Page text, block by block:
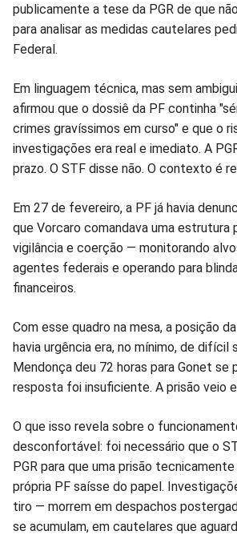
publicamente a tese da PGR de que
para analisar as medidas cautelares
Federal.
Em linguagem técnica, mas sem
afirmou que o dossiê da PF continha
crimes gravíssimos em curso" e que o
investigações era real e imediato. A
prazo. O STF disse não. O contexto é
Em 27 de fevereiro, a PF já havia
que Vorcaro comandava uma estrutura
vigilância e coerção — monitorando
agentes federais e operando para
financeiros.
Com esse quadro na mesa, a posição
havia urgência era, no mínimo, de difícil
Mendonça deu 72 horas para Gonet se
resposta foi insuficiente. A prisão veio
O que isso revela sobre o
desconfortável: foi necessário que o
PGR para que uma prisão
própria PF saísse do papel.
tiro — morrem em despachos
se acumulam, em cautelares que